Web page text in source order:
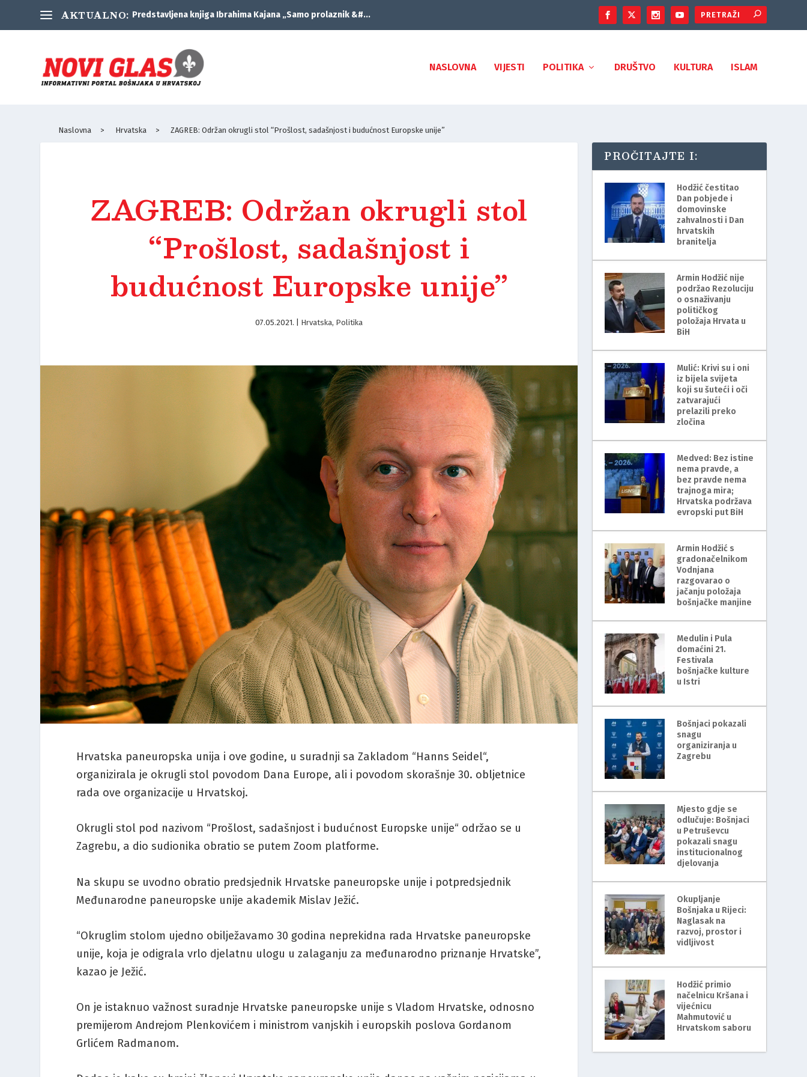
AKTUALNO: Predstavljena knjiga Ibrahima Kajana „Samo prolaznik &#...
NASLOVNA VIJESTI POLITIKA DRUŠTVO KULTURA ISLAM
Naslovna > Hrvatska > ZAGREB: Održan okrugli stol “Prošlost, sadašnjost i budućnost Europske unije”
ZAGREB: Održan okrugli stol
“Prošlost, sadašnjost i
budućnost Europske unije”
07.05.2021. Hrvatska, Politika
Hrvatska paneuropska unija i ove godine, u suradnji sa Zakladom “Hanns Seidel“,
organizirala je okrugli stol povodom Dana Europe, ali i povodom skorašnje 30. obljetnice
rada ove organizacije u Hrvatskoj.
Okrugli stol pod nazivom “Prošlost, sadašnjost i budućnost Europske unije“ održao se u
Zagrebu, a dio sudionika obratio se putem Zoom platforme.
Na skupu se uvodno obratio predsjednik Hrvatske paneuropske unije i potpredsjednik
Međunarodne paneuropske unije akademik Mislav Ježić.
“Okruglim stolom ujedno obilježavamo 30 godina neprekidna rada Hrvatske paneuropske
unije, koja je odigrala vrlo djelatnu ulogu u zalaganju za međunarodno priznanje Hrvatske”,
kazao je Ježić.
On je istaknuo važnost suradnje Hrvatske paneuropske unije s Vladom Hrvatske, odnosno
premijerom Andrejom Plenkovićem i ministrom vanjskih i europskih poslova Gordanom
Grlićem Radmanom.
PROČITAJTE I:
Hodžić čestitao
Dan pobjede i
domovinske
zahvalnosti i Dan
hrvatskih
branitelja
Armin Hodžić nije
podržao Rezoluciju
o osnaživanju
političkog
položaja Hrvata u
BiH
Mulić: Krivi su i oni
iz bijela svijeta
koji su šuteći i oči
zatvarajući
prelazili preko
zločina
Medved: Bez istine
nema pravde, a
bez pravde nema
trajnoga mira;
Hrvatska podržava
evropski put BiH
Armin Hodžić s
gradonačelnikom
Vodnjana
razgovarao o
jačanju položaja
bošnjačke manjine
Medulin i Pula
domaćini 21.
Festivala
bošnjačke kulture
u Istri
Bošnjaci pokazali
snagu
organiziranja u
Zagrebu
Mjesto gdje se
odlučuje: Bošnjaci
u Petruševcu
pokazali snagu
institucionalnog
djelovanja
Okupljanje
Bošnjaka u Rijeci:
Naglasak na
razvoj, prostor i
vidljivost
Hodžić primio
načelnicu Kršana i
vijećnicu
Mahmutović u
Hrvatskom saboru